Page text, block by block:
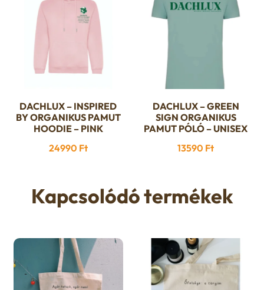
változatok
termékoldalon
választhatók
ki
változatok
Ennek
a
több
A
a
termékoldalon
választhatók
ki
DACHLUX – INSPIRED
BY ORGANIKUS PAMUT
HOODIE – PINK
24990 Ft
Ennek
a
több
van.
A
a
termékoldalon
választhatók
ki
DACHLUX – GREEN
SIGN ORGANIKUS
PAMUT PÓLÓ – UNISEX
13590 Ft
Kapcsolódó termékek